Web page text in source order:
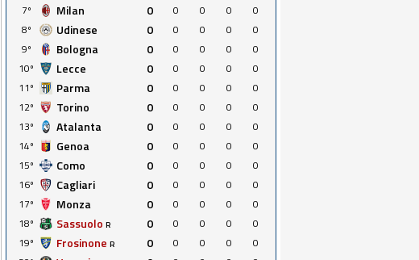
7º
Milan 0 0 0 0
0
8º
Udinese 0 0 0 0
0
9º
Bologna 0 0 0 0
0
10º
Lecce 0 0 0 0
0
11º
Parma 0 0 0 0
0
12º
Torino 0 0 0 0
0
13º
Atalanta 0 0 0 0
0
14º
Genoa 0 0 0 0
0
15º
Como 0 0 0 0
0
16º
Cagliari 0 0 0 0
0
17º
Monza 0 0 0 0
0
18º
Sassuolo R 0 0 0 0
0
19º
Frosinone R 0 0 0 0
0